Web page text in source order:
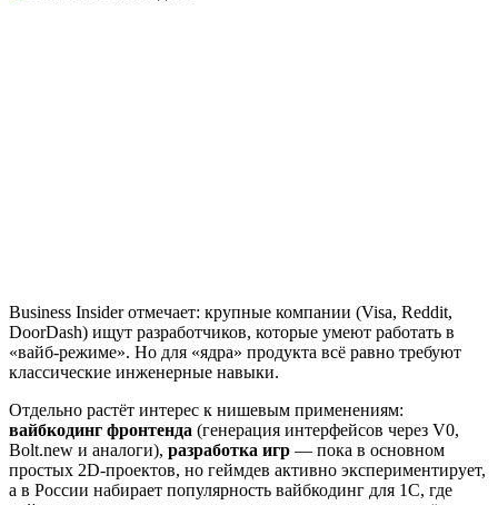
Business Insider отмечает: крупные компании (Visa, Reddit,
DoorDash) ищут разработчиков, которые умеют работать в
«вайб-режиме». Но для «ядра» продукта всё равно требуют
классические инженерные навыки.
Отдельно растёт интерес к нишевым применениям:
вайбкодинг фронтенда (генерация интерфейсов через V0,
Bolt.new и аналоги), разработка игр — пока в основном
простых 2D-проектов, но геймдев активно экспериментирует,
а в России набирает популярность вайбкодинг для 1С, где